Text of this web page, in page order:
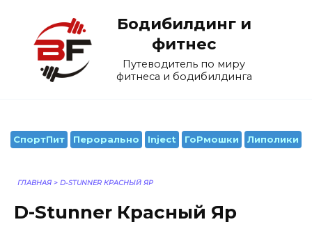
содержанию
Бодибилдинг и
фитнес
Путеводитель по миру
фитнеса и бодибилдинга
СпортПит Перорально Inject ГоРмошки Липолики
ГЛАВНАЯ > D-STUNNER КРАСНЫЙ ЯР
D-Stunner Красный Яр